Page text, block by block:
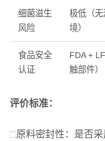
细菌滋生
风险
极低（
境）
食品安全
认证
FDA +
触部件）
评价标准：
原料密封性：是否